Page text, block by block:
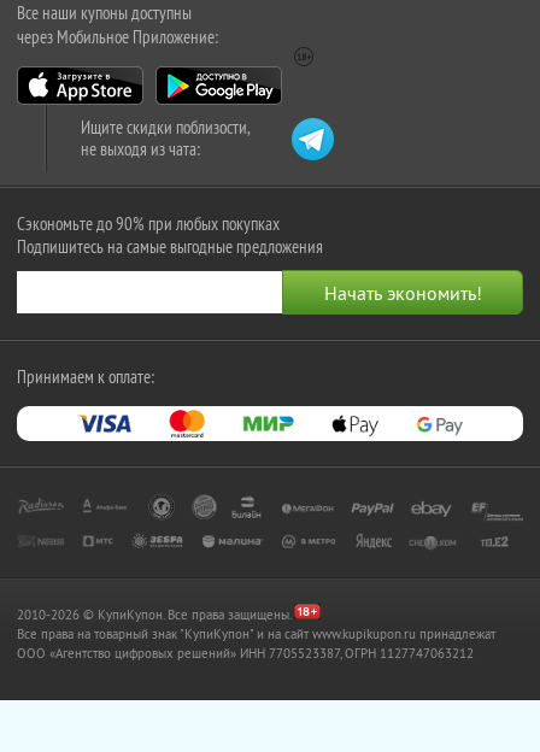
Все наши купоны доступны
через Мобильное Приложение:
Ищите скидки поблизости,
не выходя из чата:
Сэкономьте до 90% при любых покупках
Подпишитесь на самые выгодные предложения
Принимаем к оплате:
2010-2026 © КупиКупон. Все права защищены.
Все права на товарный знак "КупиКупон" и на сайт www.kupikupon.ru принадлежат
OOO «Агентство цифровых решений» ИНН 7705523387, ОГРН 1127747063212